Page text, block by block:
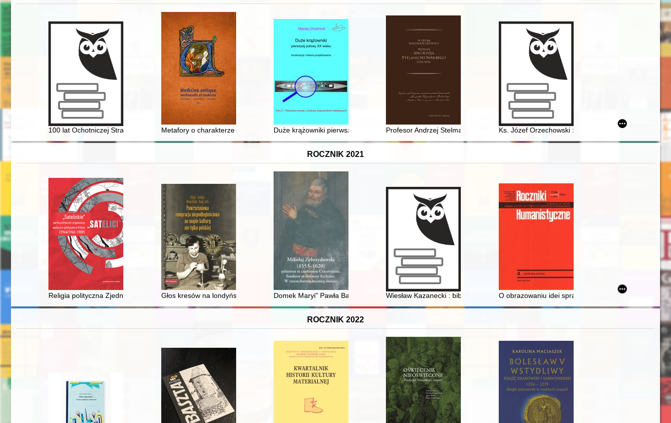
100 lat Ochotniczej Straży Pożarnej w Kożuchowie (1925-2025)Metafory o charakterze medycznym w listach papieża Grzegorza VIIDuże krążowniki pierwszej połowy XX w. : konstrukcja i historia projektowania. Cz. 2,
Profesor Andrzej Stelmachowski : wybitny prawnik agrarysta
Ks. Józef Orzechowski : na okoliczność: roku
ROCZNIK 2021
Religia polityczna Zjednoczenia Patriotycznego "Grunwald" - podejście metodologiczne
Głos kresów na londyńskiej emigracji : sylwetka literacka Ireny Bączkowskiej
Domek Maryi" Pawła Baudartha i ołtarz Matki Boskiej Anielskiej : bernardyńskie zabytki kultu loretańskiego w Kalwarii
Wiesław Kazanecki : bibliografia za lata 1959-2020O obrazowaniu idei sprawiedliwości w
ROCZNIK 2022